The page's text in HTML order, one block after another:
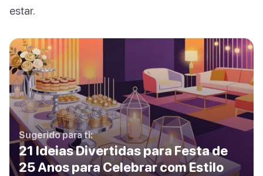
estar.
Sugerido para ti:
21 Ideias Divertidas para Festa de
25 Anos para Celebrar com Estilo